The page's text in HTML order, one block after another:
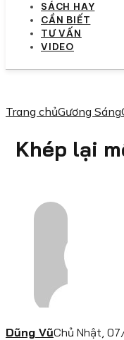
SÁCH HAY
CẦN BIẾT
TƯ VẤN
VIDEO
Trang chủGương Sáng
Khép lại
Dũng VũChủ Nhật,